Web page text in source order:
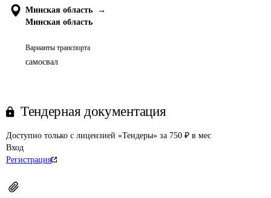
Минская область
→
Минская область
Варианты транспорта
самосвал
Тендерная документация
Доступно только с лицензией «Тендеры» за 750 ₽ в мес
Вход
Регистрация